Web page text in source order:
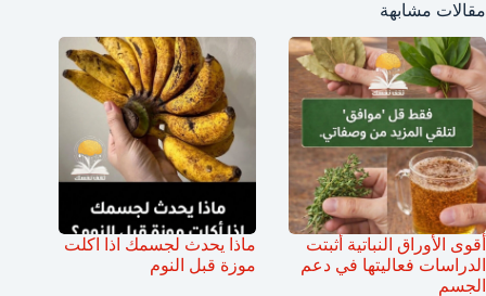
مقالات مشابهة
أقوى الأوراق النباتية أثبتت
الدراسات فعاليتها في دعم
الجسم
ماذا يحدث لجسمك اذا اكلت
موزة قبل النوم